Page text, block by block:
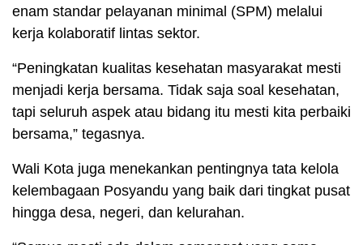
enam standar pelayanan minimal (SPM) melalui
kerja kolaboratif lintas sektor.
“Peningkatan kualitas kesehatan masyarakat mesti
menjadi kerja bersama. Tidak saja soal kesehatan,
tapi seluruh aspek atau bidang itu mesti kita perbaiki
bersama,” tegasnya.
Wali Kota juga menekankan pentingnya tata kelola
kelembagaan Posyandu yang baik dari tingkat pusat
hingga desa, negeri, dan kelurahan.